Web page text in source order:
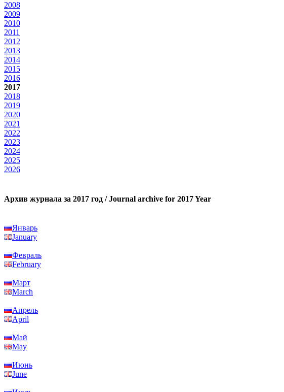
2008
2009
2010
2011
2012
2013
2014
2015
2016
2017
2018
2019
2020
2021
2022
2023
2024
2025
2026
Архив журнала за 2017 год / Journal archive for 2017 Year
Январь
January
Февраль
February
Март
March
Апрель
April
Май
May
Июнь
June